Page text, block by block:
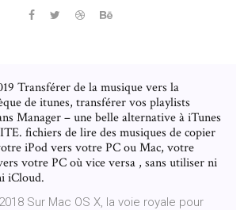
Transférer de la musique vers la
de itunes, transférer vos playlists
Manager – une belle alternative à iTunes
fichiers de lire des musiques de copier
iPod vers votre PC ou Mac, votre
votre PC où vice versa , sans utiliser ni
iCloud.
Sur Mac OS X, la voie royale pour